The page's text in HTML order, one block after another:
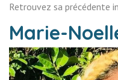
Retrouvez sa précédente
Marie-